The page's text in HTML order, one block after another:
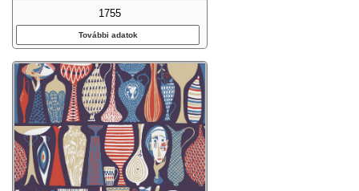
1755
További adatok